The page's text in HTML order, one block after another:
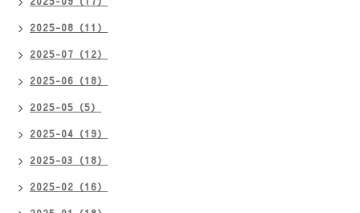
2025-08（11）
2025-07（12）
2025-06（18）
2025-05（5）
2025-04（19）
2025-03（18）
2025-02（16）